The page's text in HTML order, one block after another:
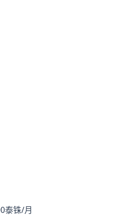
泰铢/月